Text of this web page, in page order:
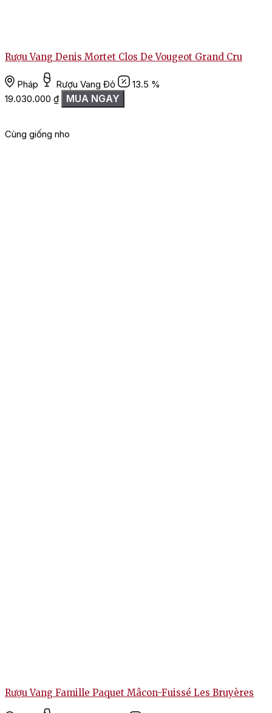
Rượu Vang Denis Mortet Clos De Vougeot Grand Cru
Pháp Rượu Vang Đỏ
13.5 %
19.030.000 ₫ MUA NGAY
Cùng giống nho
Rượu Vang Famille Paquet Mâcon-Fuissé Les Bruyères